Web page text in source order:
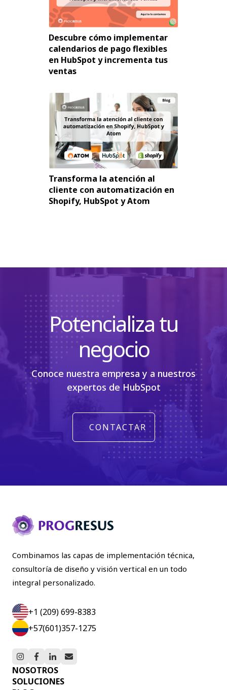
Descubre cómo implementar
calendarios de pago flexibles
en HubSpot y incrementa tus
ventas
Transforma la atención al
cliente con automatización en
Shopify, HubSpot y Atom
Potencializa tu
negocio
Conoce nuestra empresa y a nuestros
expertos de HubSpot
CONTACTAR
Combinamos las capas de implementación técnica,
consultoría de diseño y visión vertical en un todo
integral personalizado.
+1 (209) 699-8383
+57(601)357-1275
NOSOTROS
SOLUCIONES